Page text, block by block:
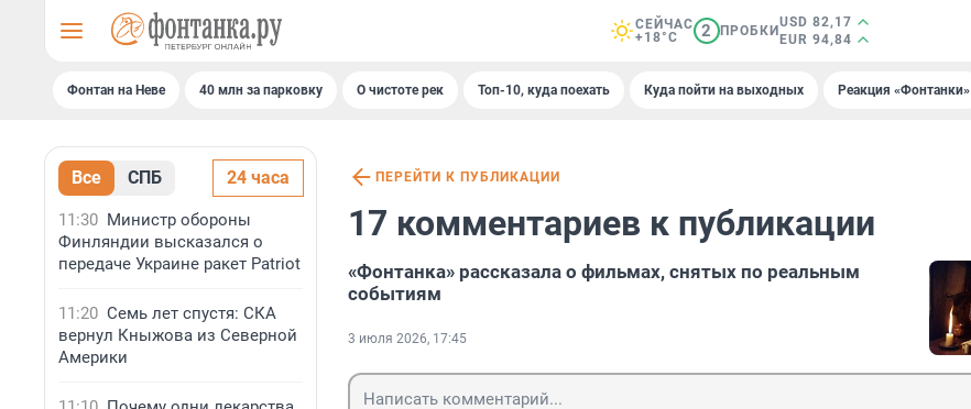
СЕЙЧАС
+18°C
2 ПРОБКИ
USD 82,17
EUR 94,84
Фонтан на Неве 40 млн за парковку О чистоте рек Топ-10, куда поехать Куда пойти на выходных Реакция «Фонтанки»
Все СПБ 24 часа
11:30 Министр обороны
Финляндии высказался о
передаче Украине ракет Patriot
11:20 Семь лет спустя: СКА
вернул Кныжова из Северной
Америки
ПЕРЕЙТИ К ПУБЛИКАЦИИ
17 комментариев к публикации
«Фонтанка» рассказала о фильмах, снятых по реальным
событиям
3 июля 2026, 17:45